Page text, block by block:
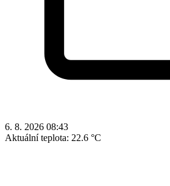
6. 8. 2026 08:43
Aktuální teplota: 22.6 °C